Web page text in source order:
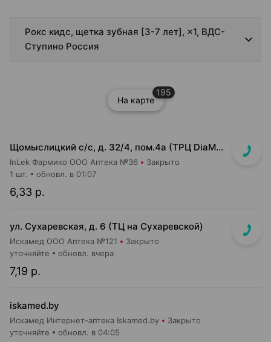
Рокс кидс, щетка зубная [3-7 лет], ×1, ВДС-
Ступино Россия
На карте
195
Щомыслицкий с/с, д. 32/4, пом.4а (ТРЦ DiaMond city, вход напротив магазина Маяк)
InLek Фармико ООО Аптека №36 Закрыто
6,33 р.
1 шт. обновл. в 01:07
ул. Сухаревская, д. 6 (ТЦ на Сухаревской)
Искамед ООО Аптека №121 Закрыто
7,19 р.
уточняйте обновл. вчера
iskamed.by
Искамед Интернет-аптека Iskamed.by Закрыто
уточняйте обновл. в 04:05